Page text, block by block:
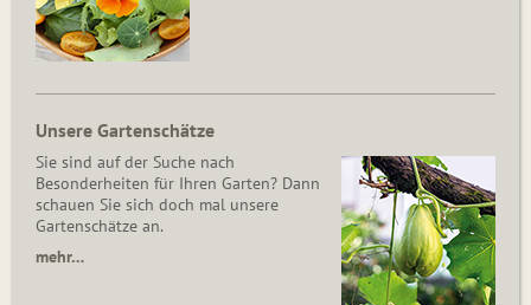
Unsere Gartenschätze
Sie sind auf der Suche nach
Besonderheiten für Ihren Garten? Dann
schauen Sie sich doch mal unsere
Gartenschätze an.
mehr…